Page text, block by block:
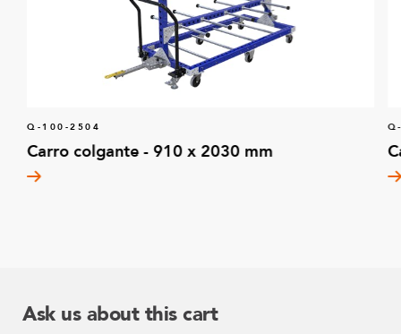
Q-100-2504
Carro colgante - 910 x 2030 mm
Ask us about this cart